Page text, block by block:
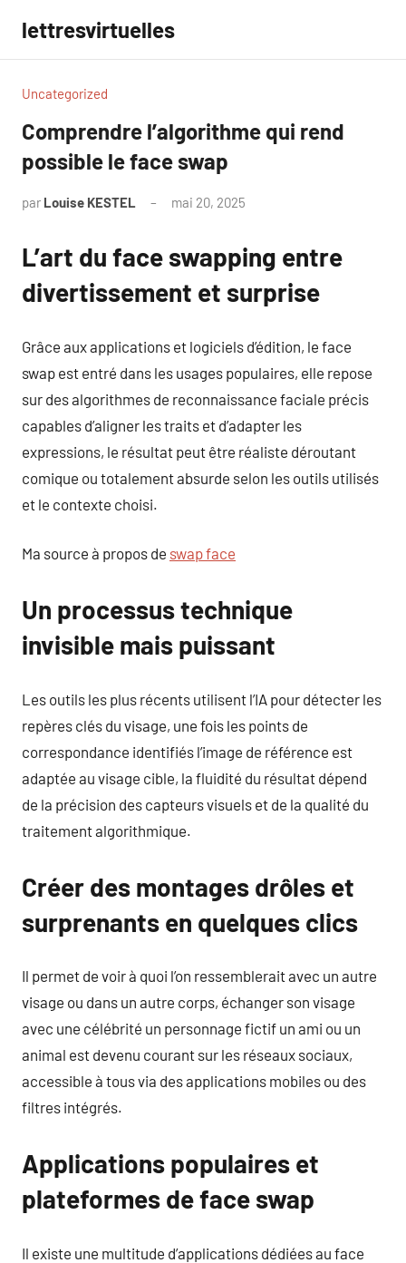
contenu
lettresvirtuelles
Uncategorized
Comprendre l’algorithme qui rend
possible le face swap
par Louise KESTEL mai 20, 2025
L’art du face swapping entre
divertissement et surprise
Grâce aux applications et logiciels d’édition, le face
swap est entré dans les usages populaires, elle repose
sur des algorithmes de reconnaissance faciale précis
capables d’aligner les traits et d’adapter les
expressions, le résultat peut être réaliste déroutant
comique ou totalement absurde selon les outils utilisés
et le contexte choisi.
Ma source à propos de swap face
Un processus technique
invisible mais puissant
Les outils les plus récents utilisent l’IA pour détecter les
repères clés du visage, une fois les points de
correspondance identifiés l’image de référence est
adaptée au visage cible, la fluidité du résultat dépend
de la précision des capteurs visuels et de la qualité du
traitement algorithmique.
Créer des montages drôles et
surprenants en quelques clics
Il permet de voir à quoi l’on ressemblerait avec un autre
visage ou dans un autre corps, échanger son visage
avec une célébrité un personnage fictif un ami ou un
animal est devenu courant sur les réseaux sociaux,
accessible à tous via des applications mobiles ou des
filtres intégrés.
Applications populaires et
plateformes de face swap
Il existe une multitude d’applications dédiées au face